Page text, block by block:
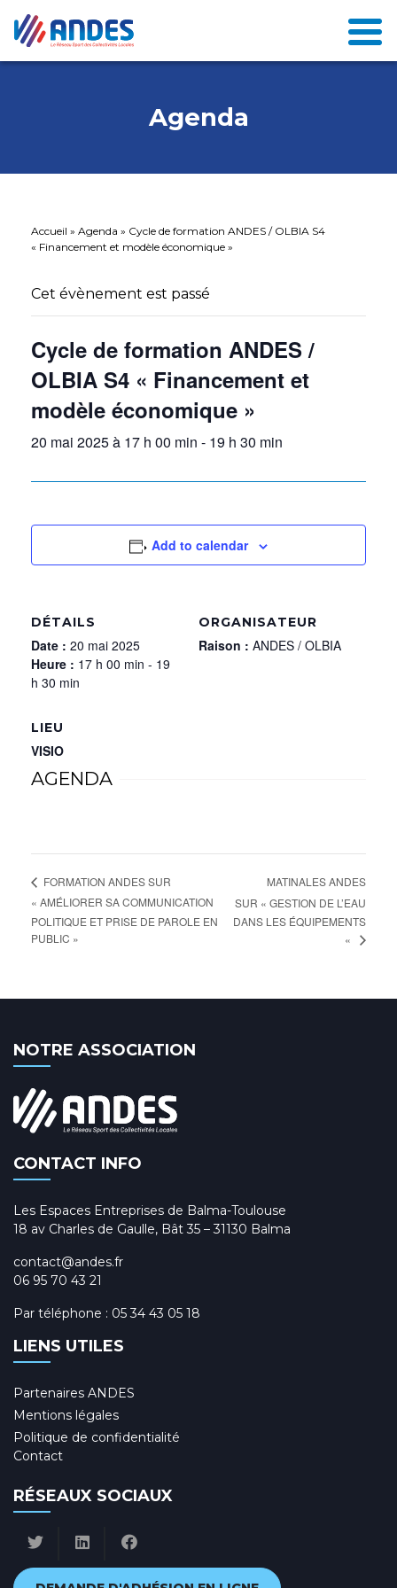
Agenda
Accueil » Agenda » Cycle de formation ANDES / OLBIA S4
« Financement et modèle économique »
Cet évènement est passé
Cycle de formation ANDES /
OLBIA S4 « Financement et
modèle économique »
20 mai 2025 à 17 h 00 min - 19 h 30 min
Add to calendar
DÉTAILS
Date : 20 mai 2025
Heure : 17 h 00 min - 19
h 30 min
ORGANISATEUR
Raison : ANDES / OLBIA
LIEU
VISIO
AGENDA
FORMATION ANDES SUR
« AMÉLIORER SA COMMUNICATION
POLITIQUE ET PRISE DE PAROLE EN
PUBLIC »
MATINALES ANDES
SUR « GESTION DE L’EAU
DANS LES ÉQUIPEMENTS
«
NOTRE ASSOCIATION
CONTACT INFO
Les Espaces Entreprises de Balma-Toulouse
18 av Charles de Gaulle, Bât 35 – 31130 Balma
contact@andes.fr
06 95 70 43 21
Par téléphone : 05 34 43 05 18
LIENS UTILES
Partenaires ANDES
Mentions légales
Politique de confidentialité
Contact
RÉSEAUX SOCIAUX